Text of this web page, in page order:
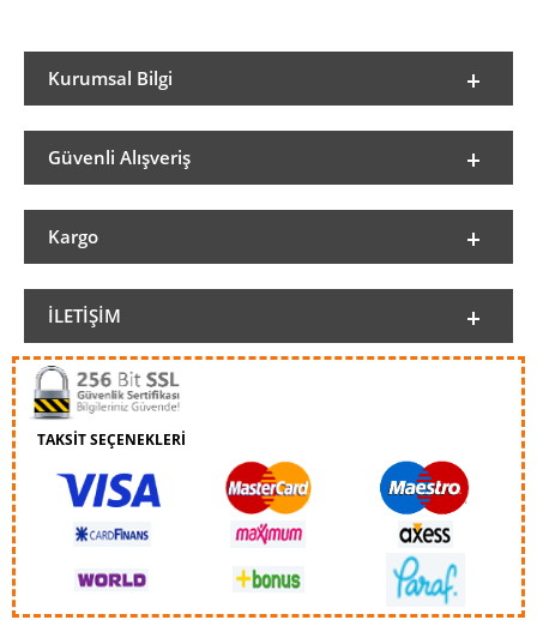
Kurumsal Bilgi
Güvenli Alışveriş
Kargo
İLETIŞIM
TAKSİT SEÇENEKLERİ